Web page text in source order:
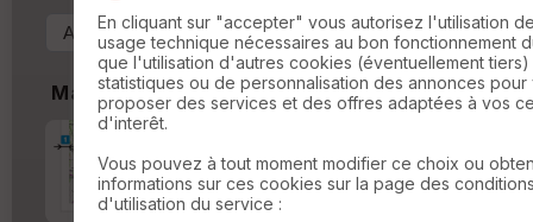
Marges
Marge autour de la trace
En cliquant sur "accepter" vous autorisez l'utilisation
usage technique nécessaires au bon fonctionnement
que l'utilisation d'autres cookies (éventuellement
statistiques ou de personnalisation des annonces pour
proposer des services et des offres adaptées à vos
d'interêt.
Vous pouvez à tout moment modifier ce choix ou
informations sur ces cookies sur la page des
d'utilisation du service :